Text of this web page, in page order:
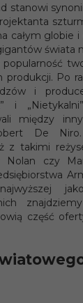
stanowi
całym globie
świata
popularność
produkcji. Po
i
i
między
De
z takimi
Nolan czy
część